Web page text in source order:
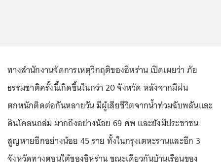
ทางสำนักงานจัดการเหตุวิกฤติของอิหร่าน เปิดเผยว่า ภัย
ธรรมชาติครั้งนี้เกิดขึ้นในกว่า 20 จังหวัด หลังจากมีฝน
ตกหนักติดต่อกันหลายวัน มีผู้เสียชีวิตจากน้ำท่วมฉับพลันและ
ดินโคลนถล่ม มากถึงอย่างน้อย 69 ศพ และยังมีประชาชน
สูญหายอีกอย่างน้อย 45 ราย ทั้งในกรุงเตหะรานและอีก 3
จังหวัดทางตอนใต้ของอิหร่าน ขณะเดียวกันบ้านเรือนของ